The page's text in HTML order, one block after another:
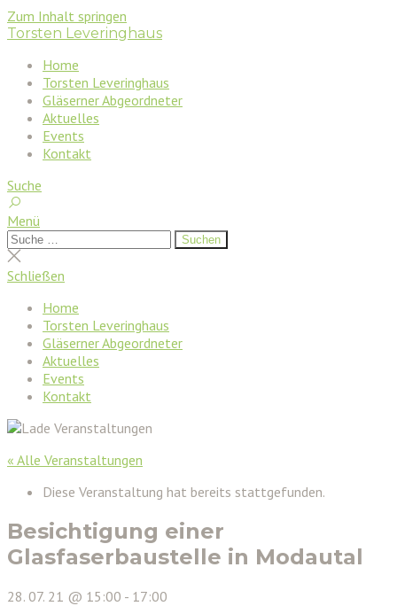
Zum Inhalt springen
Torsten Leveringhaus
Home
Torsten Leveringhaus
Gläserner Abgeordneter
Aktuelles
Events
Kontakt
Suche
Menü
Suchen
nach:
Suchen
Suche
schließen
Schließen
Home
Torsten Leveringhaus
Gläserner Abgeordneter
Aktuelles
Events
Kontakt
« Alle Veranstaltungen
Diese Veranstaltung hat bereits stattgefunden.
Besichtigung einer
Glasfaserbaustelle in Modautal
28. 07. 21 @ 15:00 - 17:00